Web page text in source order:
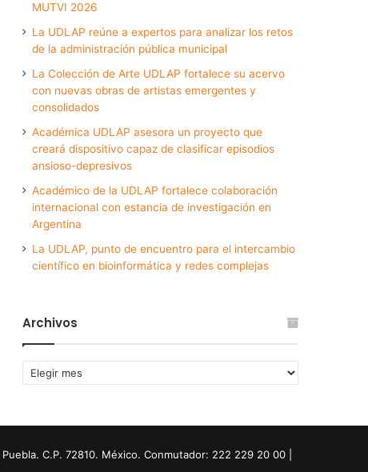
MUTVI 2026
La UDLAP reúne a expertos para analizar los retos
de la administración pública municipal
La Colección de Arte UDLAP fortalece su acervo
con nuevas obras de artistas emergentes y
consolidados
Académica UDLAP asesora un proyecto que
creará dispositivo capaz de clasificar episodios
ansioso-depresivos
Académico de la UDLAP fortalece colaboración
internacional con estancia de investigación en
Argentina
La UDLAP, punto de encuentro para el intercambio
científico en bioinformática y redes complejas
Archivos
Archivos
C.P. 72810. México. Conmutador: 222 229 20 00 |